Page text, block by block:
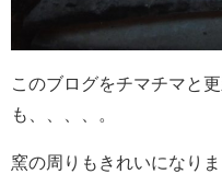
このブログをチマチマと
も、、、、。
窯の周りもきれいになりま